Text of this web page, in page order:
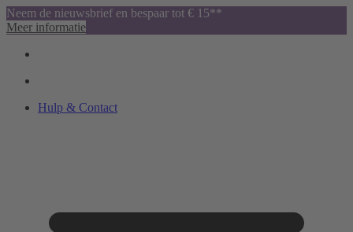
Neem de nieuwsbrief en bespaar tot € 15**
Meer informatie
Hulp & Contact